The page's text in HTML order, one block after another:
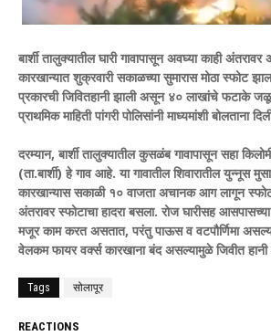
बार्शी तालुक्यातील घारी गावापासून अवघ्या काही
कारखान्यात शुक्रवारी सकाळच्या सुमारास मोठा स्फोट
प्रकारची जिवितहानी झाली असून ४० लाखांचे फटाके
प्राथमिक माहिती पांगरी पोलिसांनी माध्यमांशी बोलताना
दरम्यान, बार्शी तालुक्यातील कुसळंब गावापासून सहा
(ता.बार्शी) हे गाव आहे. या गावातील शिवारातील युन्नूस
कारखान्यास सकाळी १० वाजता अचानक आग लागून
अंतरावर स्फोटाचा हादरा बसला. रोज घारीसह
मजूर काम करत असतात, परंतु पाऊस व वटपौर्णिमा
वेलकम फायर वर्क्स कारखाना बंद असल्यामुळे जिवीत हानी
Tags सोलापूर
REACTIONS